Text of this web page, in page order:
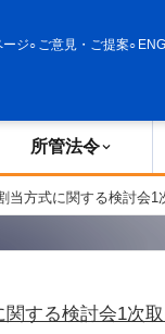
ージ ご意見・ご提案
所管法令
当方式に関する検討会1
する検討会1次